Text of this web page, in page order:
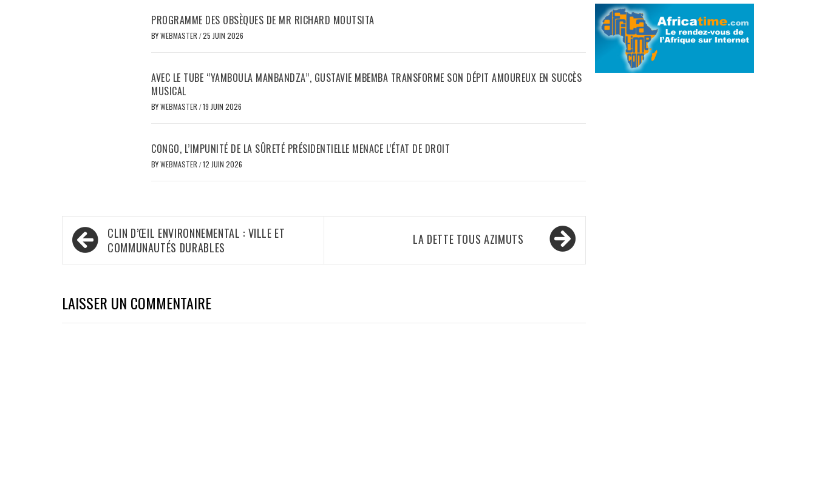
PROGRAMME DES OBSÈQUES DE MR RICHARD MOUTSITA
BYWEBMASTER /25 JUIN 2026
AVEC LE TUBE ‘’YAMBOULA MANBANDZA’’, GUSTAVIE MBEMBA TRANSFORME SON DÉPIT AMOUREUX EN SUCCÈS
MUSICAL
BYWEBMASTER /19 JUIN 2026
CONGO, L’IMPUNITÉ DE LA SÛRETÉ PRÉSIDENTIELLE MENACE L’ÉTAT DE DROIT
BYWEBMASTER /12 JUIN 2026
Navigation
de
CLIN D’ŒIL ENVIRONNEMENTAL : VILLE ET
COMMUNAUTÉS DURABLES
LA DETTE TOUS AZIMUTS
LAISSER UN COMMENTAIRE